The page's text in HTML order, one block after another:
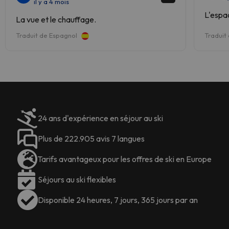
La vue et le chauffage.
Traduit de Espagnol Traduit
24 ans d'expérience en séjour au ski
Plus de 222.905 avis 7 langues
Tarifs avantageux pour les offres de ski en Europe
Séjours au ski flexibles
Disponible 24 heures, 7 jours, 365 jours par an